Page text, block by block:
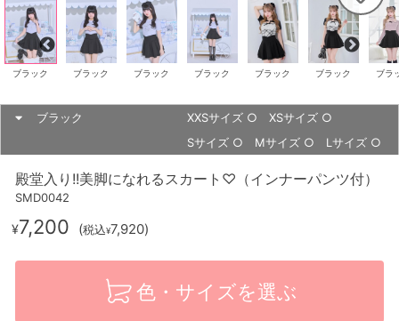
ブラック ブラック ブラック ブラック ブラック ブラック ブラ
ブラック XXSサイズ ○ XSサイズ ○
Sサイズ ○ Mサイズ ○ Lサイズ ○
殿堂入り!!美脚になれるスカート♡（インナーパンツ付）
SMD0042
¥7,200 (税込¥7,920)
色・サイズを選ぶ